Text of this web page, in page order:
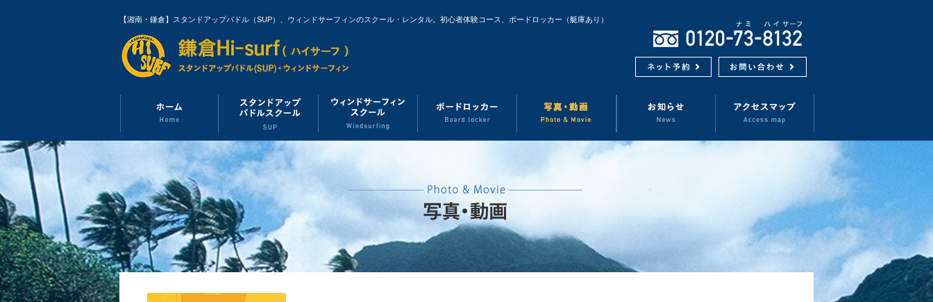
【湘南・鎌倉】スタンドアップパドル（SUP）、ウィンドサーフィンのスクール・レンタル。初心者体験コース、ボードロッカー（艇庫あり）